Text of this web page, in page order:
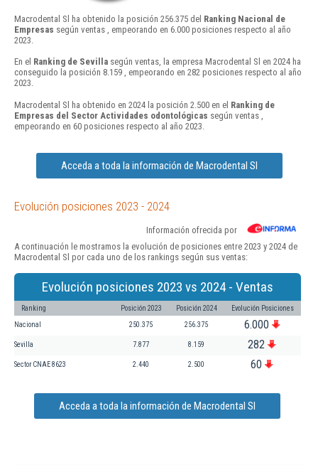
Macrodental Sl ha obtenido la posición 256.375 del Ranking Nacional de
Empresas según ventas , empeorando en 6.000 posiciones respecto al año
2023.
En el Ranking de Sevilla según ventas, la empresa Macrodental Sl en 2024 ha
conseguido la posición 8.159 , empeorando en 282 posiciones respecto al año
2023.
Macrodental Sl ha obtenido en 2024 la posición 2.500 en el Ranking de
Empresas del Sector Actividades odontológicas según ventas ,
empeorando en 60 posiciones respecto al año 2023.
Acceda a toda la información de Macrodental Sl
Evolución posiciones 2023 - 2024
Información ofrecida por
A continuación le mostramos la evolución de posiciones entre 2023 y 2024 de
Macrodental Sl por cada uno de los rankings según sus ventas:
Evolución posiciones 2023 vs 2024 - Ventas
Ranking Posición 2023 Posición 2024 Evolución Posiciones
Nacional 250.375 256.375 6.000
Sevilla 7.877 8.159 282
Sector CNAE 8623 2.440 2.500 60
Acceda a toda la información de Macrodental Sl